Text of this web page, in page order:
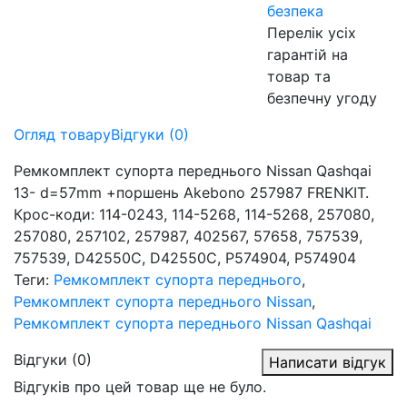
безпека
Перелік усіх
гарантій на
товар та
безпечну угоду
Огляд товаруВідгуки (0)
Ремкомплект супорта переднього Nissan Qashqai
13- d=57mm +поршень Akebono 257987 FRENKIT.
Крос-коди: 114-0243, 114-5268, 114-5268, 257080,
257080, 257102, 257987, 402567, 57658, 757539,
757539, D42550C, D42550C, P574904, P574904
Теги: Ремкомплект супорта переднього,
Ремкомплект супорта переднього Nissan,
Ремкомплект супорта переднього Nissan Qashqai
Відгуки (0)
Написати відгук
Відгуків про цей товар ще не було.